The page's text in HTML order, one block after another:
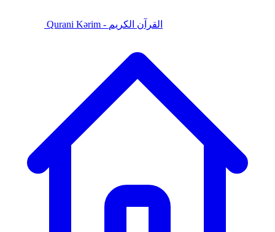
Qurani Kərim - القرآن الكريم